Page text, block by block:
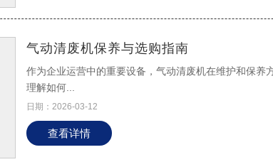
气动清废机保养与选购指南
作为企业运营中的重要设备，气动清废机在维护和保
理解如何...
日期：2026-03-12
查看详情